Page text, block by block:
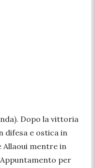
Dopo la vittoria
difesa e ostica in
Allaoui mentre in
per